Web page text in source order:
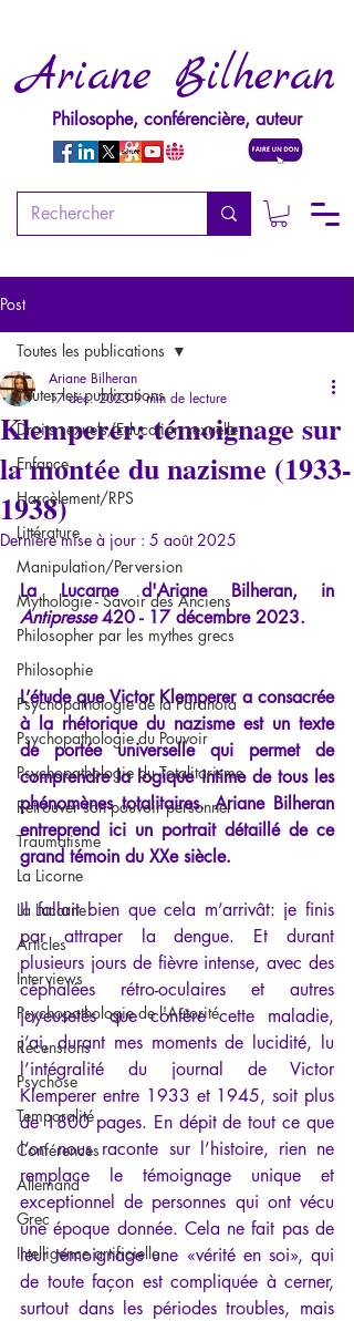
Ariane Bilheran
Philosophe, conférencière, auteur
Post
Toutes les publications
Droits sexuels/Education sexuelle
Enfance
Harcèlement/RPS
Littérature
Manipulation/Perversion
Mythologie - Savoir des Anciens
Philosopher par les mythes grecs
Philosophie
Psychopathologie de la Paranoïa
Psychopathologie du Pouvoir
Psychopathologie du Totalitarisme
Retrouver son pouvoir personnel
Traumatisme
La Licorne
La Lucarne
Articles
Interviews
Psychopathologie de l'Autorité
Recensions
Psychose
Temporalité
Conférences
Allemand
Grec
Intelligence artificielle
Toutes les publications
Klemperer: témoignage sur
la montée du nazisme (1933-
1938)
Ariane Bilheran
17 déc. 2023 9 min de lecture
Dernière mise à jour : 5 août 2025
Antipresse 420 - 17 décembre 2023.
L’étude que Victor Klemperer a consacrée
à la rhétorique du nazisme est un texte
de portée universelle qui permet de
comprendre la logique intime de tous les
phénomènes totalitaires. Ariane Bilheran
entreprend ici un portrait détaillé de ce
grand témoin du XXe siècle.
Il fallait bien que cela m’arrivât: je finis
par attraper la dengue. Et durant
plusieurs jours de fièvre intense, avec des
céphalées rétro-oculaires et autres
joyeusetés que confère cette maladie,
j’ai, durant mes moments de lucidité, lu
l’intégralité du journal de Victor
Klemperer entre 1933 et 1945, soit plus
de 1800 pages. En dépit de tout ce que
l’on nous raconte sur l’histoire, rien ne
remplace le témoignage unique et
exceptionnel de personnes qui ont vécu
une époque donnée. Cela ne fait pas de
leur témoignage une «vérité en soi», qui
de toute façon est compliquée à cerner,
surtout dans les périodes troubles, mais